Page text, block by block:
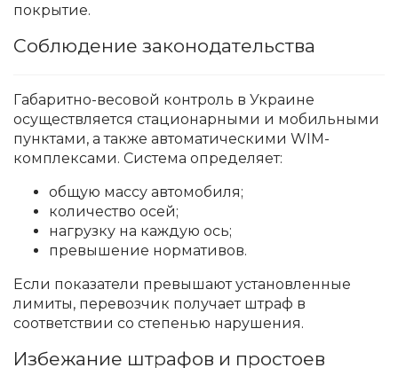
покрытие.
Соблюдение законодательства
Габаритно-весовой контроль в Украине
осуществляется стационарными и мобильными
пунктами, а также автоматическими WIM-
комплексами. Система определяет:
общую массу автомобиля;
количество осей;
нагрузку на каждую ось;
превышение нормативов.
Если показатели превышают установленные
лимиты, перевозчик получает штраф в
соответствии со степенью нарушения.
Избежание штрафов и простоев